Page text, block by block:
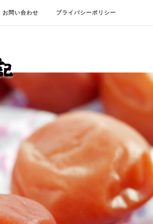
お問い合わせ プライバシーポリシー